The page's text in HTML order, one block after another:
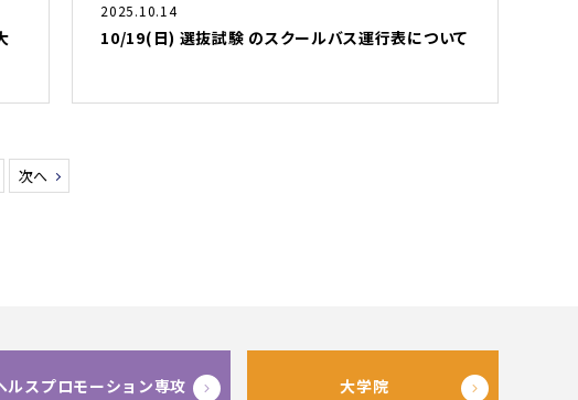
2025.10.14
10/19(日) 選抜試験 のスクールバス運行表について
次へ
ルスプロモーション専攻 大学院